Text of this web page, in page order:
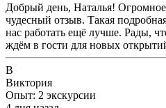
Добрый день, Наталья!
чудесный отзыв. Такая
нас работать ещё лучше. Рады,
ждём в гости для новых
В
Виктория
Опыт: 2 экскурсии